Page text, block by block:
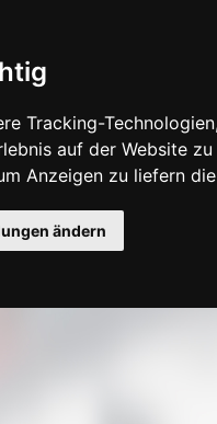
Tracking-
auf der Website
Anzeigen zu liefern
ändern
Reifensuche